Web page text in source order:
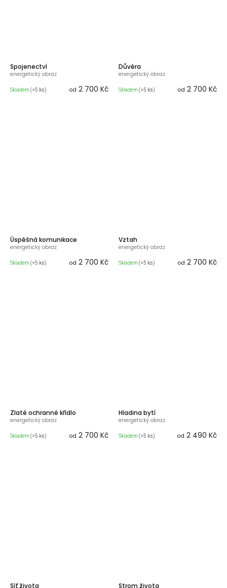
Spojenectví
energetický obraz
Skladem (>5 ks) od 2 700 Kč
Důvěra
energetický obraz
Skladem (>5 ks) od 2 700 Kč
Úspěšná komunikace
energetický obraz
Skladem (>5 ks) od 2 700 Kč
Vztah
energetický obraz
Skladem (>5 ks) od 2 700 Kč
Zlaté ochranné křídlo
energetický obraz
Skladem (>5 ks) od 2 700 Kč
Hladina bytí
energetický obraz
Skladem (>5 ks) od 2 490 Kč
Síť života Strom života